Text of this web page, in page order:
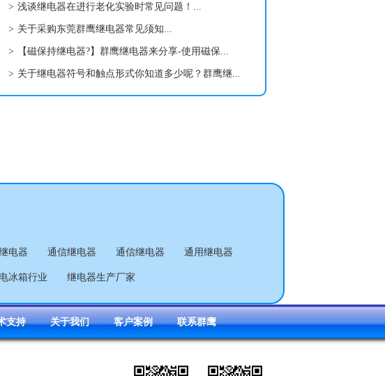
> 浅谈继电器在进行老化实验时常见问题！...
> 关于采购东莞群鹰继电器常见须知...
> 【磁保持继电器?】群鹰继电器来分享-使用磁保...
> 关于继电器符号和触点形式你知道多少呢？群鹰继...
电器 通信继电器 通信继电器 通用继电器
电冰箱行业 继电器生产厂家
支持 关于我们 客户案例 联系群鹰